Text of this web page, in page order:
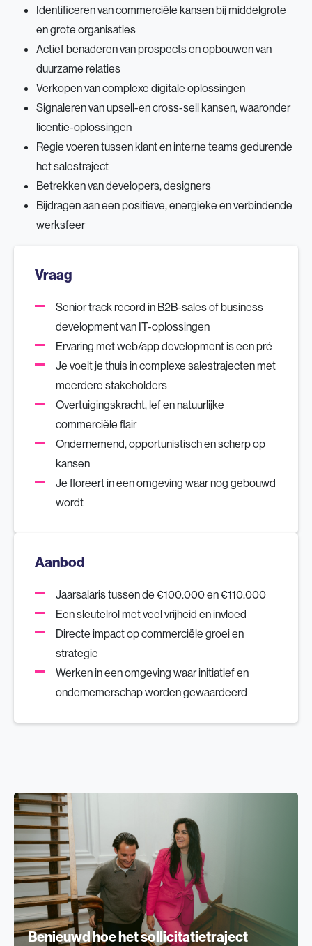
Identificeren van commerciële kansen bij middelgrote
en grote organisaties
Actief benaderen van prospects en opbouwen van
duurzame relaties
Verkopen van complexe digitale oplossingen
Signaleren van upsell-en cross-sell kansen, waaronder
licentie-oplossingen
Regie voeren tussen klant en interne teams gedurende
het salestraject
Betrekken van developers, designers
Bijdragen aan een positieve, energieke en verbindende
werksfeer
Vraag
Senior track record in B2B-sales of business
development van IT-oplossingen
Ervaring met web/app development is een pré
Je voelt je thuis in complexe salestrajecten met
meerdere stakeholders
Overtuigingskracht, lef en natuurlijke
commerciële flair
Ondernemend, opportunistisch en scherp op
kansen
Je floreert in een omgeving waar nog gebouwd
wordt
Aanbod
Jaarsalaris tussen de €100.000 en €110.000
Een sleutelrol met veel vrijheid en invloed
Directe impact op commerciële groei en
strategie
Werken in een omgeving waar initiatief en
ondernemerschap worden gewaardeerd
Benieuwd hoe het sollicitatietraject